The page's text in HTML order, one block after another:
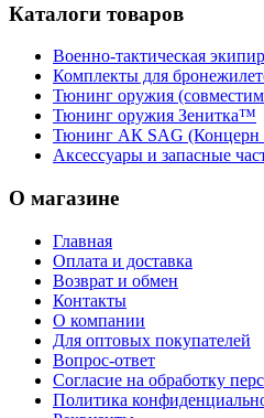
Каталоги товаров
Военно-тактическая
Комплекты для
Тюнинг оружия
Тюнинг оружия Зенитка™
Тюнинг АК SAG (Концерн
Аксессуары и запасные
О магазине
Главная
Оплата и доставка
Возврат и обмен
Контакты
О компании
Для оптовых покупателей
Вопрос-ответ
Согласие на обработку
Политика